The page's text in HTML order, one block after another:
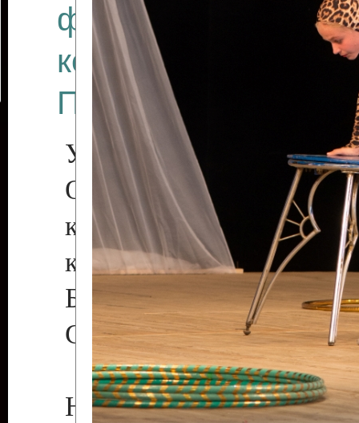
фестиваля
коллективов
Приднестровского
Участники фестиваля:
Образцовый
коллектив
культуры с.
Бендеры ,
Светлана Георгиевна
Народный цирковой